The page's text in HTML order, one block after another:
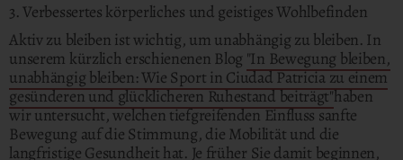
3. Verbessertes körperliches und geistiges Wohlbefinden
Aktiv zu bleiben ist wichtig, um unabhängig zu bleiben. In
unserem kürzlich erschienenen Blog "In Bewegung bleiben,
unabhängig bleiben: Wie Sport in Ciudad Patricia zu einem
gesünderen und glücklicheren Ruhestand beiträgt"haben
wir untersucht, welchen tiefgreifenden Einfluss sanfte
Bewegung auf die Stimmung, die Mobilität und die
langfristige Gesundheit hat. Je früher Sie damit beginnen,